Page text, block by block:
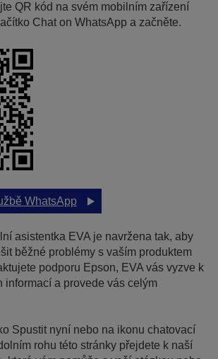
QR kód na svém mobilním zařízení
Chat on WhatsApp a začněte.
WhatsApp
asistentka EVA je navržena tak, aby
běžné problémy s vaším produktem
podporu Epson, EVA vás vyzve k
informací a provede vás celým
Spustit nyní nebo na ikonu chatovací
rohu této stránky přejdete k naší